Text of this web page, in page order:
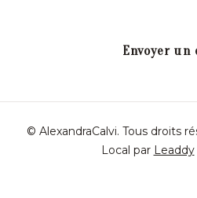
Envoyer un
© AlexandraCalvi. Tous droits
Local par Leaddy